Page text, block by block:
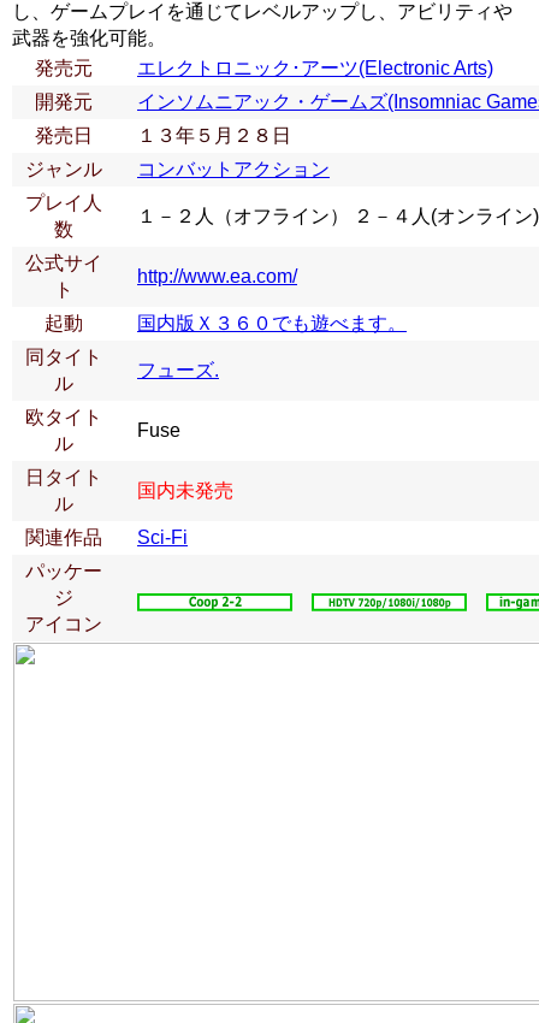
し、ゲームプレイを通じてレベルアップし、アビリティや
武器を強化可能。
発売元
エレクトロニック･アーツ(Electronic Arts)
開発元
インソムニアック・ゲームズ(Insomniac
発売日
１３年５月２８日
ジャンル
コンバットアクション
プレイ人
数
１－２人（オフライン） ２－４人(オンライン)
公式サイ
ト
http://www.ea.com/
起動
国内版Ｘ３６０でも遊べます。
同タイト
ル
フューズ.
欧タイト
ル
Fuse
日タイト
ル
国内未発売
関連作品
Sci-Fi
パッケー
ジ
アイコン